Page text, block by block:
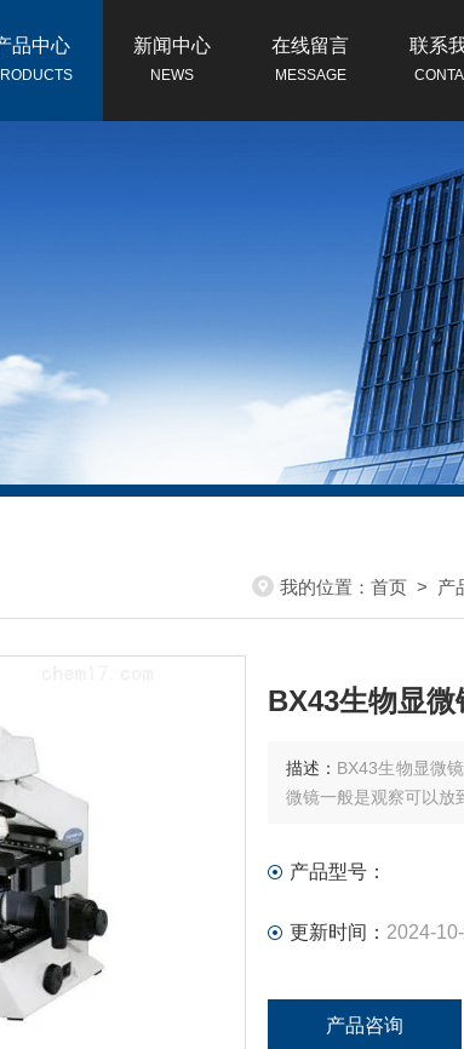
品中心 新闻中心
NEWS
在线留言
MESSAGE
联系
我的位置： 首页 > 产
BX43生物显微
描述： BX43生物显微
微镜一般是观察可以放
产品型号：
更新时间： 2024-
产品咨询